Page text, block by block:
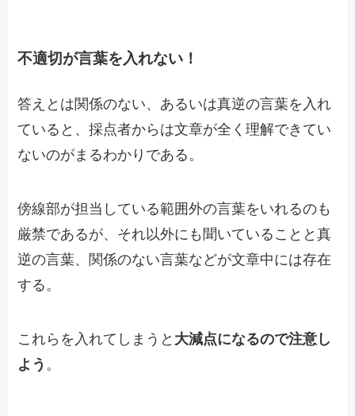
不適切が言葉を入れない！
答えとは関係のない、あるいは真逆の言葉を入れ
ていると、採点者からは文章が全く理解できてい
ないのがまるわかりである。
傍線部が担当している範囲外の言葉をいれるのも
厳禁であるが、それ以外にも聞いていることと真
逆の言葉、関係のない言葉などが文章中には存在
する。
これらを入れてしまうと 大減点になるので注意し
よう 。